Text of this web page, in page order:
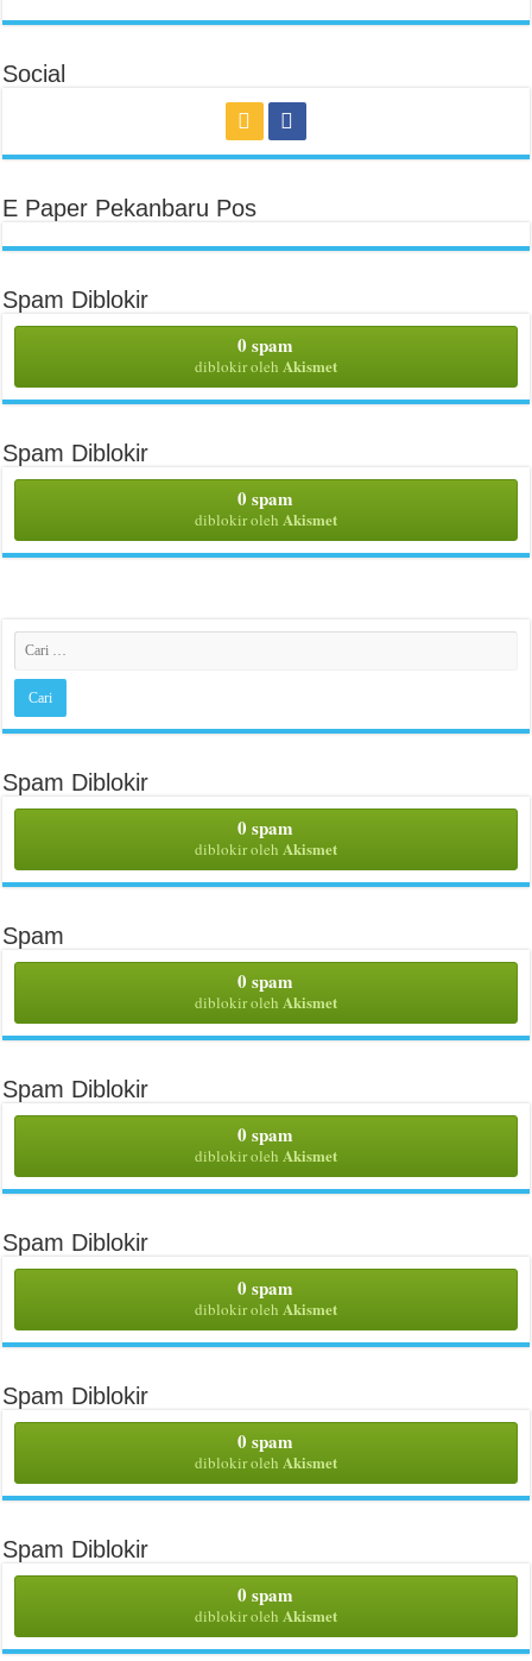
Social
E Paper Pekanbaru Pos
Spam Diblokir
0 spam
diblokir oleh Akismet
Spam Diblokir
0 spam
diblokir oleh Akismet
Spam Diblokir
0 spam
diblokir oleh Akismet
Spam
0 spam
diblokir oleh Akismet
Spam Diblokir
0 spam
diblokir oleh Akismet
Spam Diblokir
0 spam
diblokir oleh Akismet
Spam Diblokir
0 spam
diblokir oleh Akismet
Spam Diblokir
0 spam
diblokir oleh Akismet